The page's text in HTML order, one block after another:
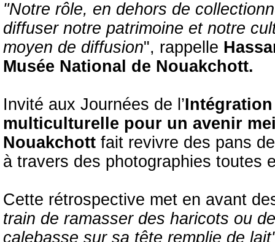
"Notre rôle, en dehors de
diffuser notre patrimoine et notre
moyen de diffusion", rappelle
Musée National de Nouakchott.
Invité aux Journées de l’
multiculturelle pour un avenir
Nouakchott fait revivre des pans
à travers des photographies toutes
Cette rétrospective met en avant
train de ramasser des haricots ou
calebasse sur sa tête remplie de